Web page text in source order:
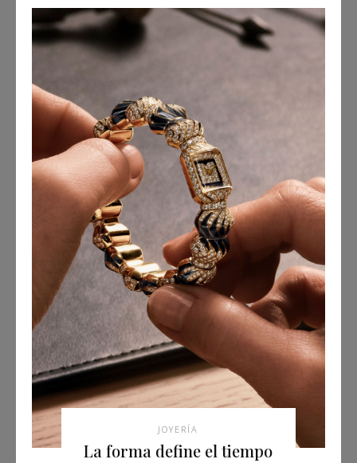
JOYERÍA
La forma define el tiempo